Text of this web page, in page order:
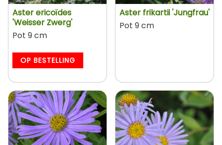
Aster ericoïdes
'Weisser Zwerg'
Pot 9 cm
OP BESTELLING
Aster frikartii 'Jungfrau'
Pot 9 cm